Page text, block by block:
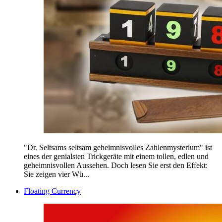
"Dr. Seltsams seltsam geheimnisvolles Zahlenmysterium" ist
eines der genialsten Trickgeräte mit einem tollen, edlen und
geheimnisvollen Aussehen. Doch lesen Sie erst den Effekt:
Sie zeigen vier Wü...
Floating Currency